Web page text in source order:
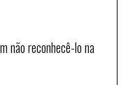
não reconhecê-lo na